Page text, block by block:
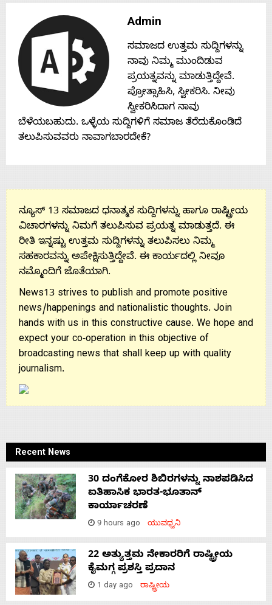
Contact
Admin
ಸಮಾಜದ ಉತ್ತಮ ಸುದ್ದಿಗಳನ್ನು
ನಾವು ನಿಮ್ಮ ಮುಂದಿಡುವ
ಪ್ರಯತ್ನವನ್ನು ಮಾಡುತ್ತಿದ್ದೇವೆ.
ಪ್ರೋತ್ಸಾಹಿಸಿ, ಸ್ವೀಕರಿಸಿ. ನೀವು
ಸ್ವೀಕರಿಸಿದಾಗ ನಾವು
ಬೆಳೆಯಬಹುದು. ಒಳ್ಳೆಯ ಸುದ್ದಿಗಳಿಗೆ ಸಮಾಜ ತೆರೆದುಕೊಂಡಿದೆ
ತಲುಪಿಸುವವರು ನಾವಾಗಬಾರದೇಕೆ?
ನ್ಯೂಸ್ 13 ಸಮಾಜದ ಧನಾತ್ಮಕ ಸುದ್ದಿಗಳನ್ನು ಹಾಗೂ ರಾಷ್ಟ್ರೀಯ
ವಿಚಾರಗಳನ್ನು ನಿಮಗೆ ತಲುಪಿಸುವ ಪ್ರಯತ್ನ ಮಾಡುತ್ತದೆ. ಈ
ರೀತಿ ಇನ್ನಷ್ಟು ಉತ್ತಮ ಸುದ್ದಿಗಳನ್ನು ತಲುಪಿಸಲು ನಿಮ್ಮ
ಸಹಕಾರವನ್ನು ಅಪೇಕ್ಷಿಸುತ್ತಿದ್ದೇವೆ. ಈ ಕಾರ್ಯದಲ್ಲಿ ನೀವೂ
ನಮ್ಮೊಂದಿಗೆ ಜೊತೆಯಾಗಿ.
News13 strives to publish and promote positive
news/happenings and nationalistic thoughts. Join
hands with us in this constructive cause. We hope and
expect your co-operation in this objective of
broadcasting news that shall keep up with quality
journalism.
Recent News
30 ದಂಗೆಕೋರ ಶಿಬಿರಗಳನ್ನು ನಾಶಪಡಿಸಿದ
ಐತಿಹಾಸಿಕ ಭಾರತ-ಭೂತಾನ್
ಕಾರ್ಯಾಚರಣೆ
9 hours ago ಯುವಧ್ವನಿ
22 ಅತ್ಯುತ್ತಮ ನೇಕಾರರಿಗೆ ರಾಷ್ಟ್ರೀಯ
ಕೈಮಗ್ಗ ಪ್ರಶಸ್ತಿ ಪ್ರದಾನ
1 day ago ರಾಷ್ಟ್ರೀಯ